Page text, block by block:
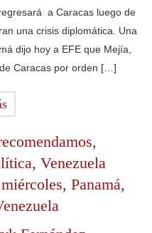
a Caracas luego de
una crisis diplomática. Una
dijo hoy a EFE que Mejía,
Caracas por orden […]
,
, Venezuela
miércoles, Panamá,